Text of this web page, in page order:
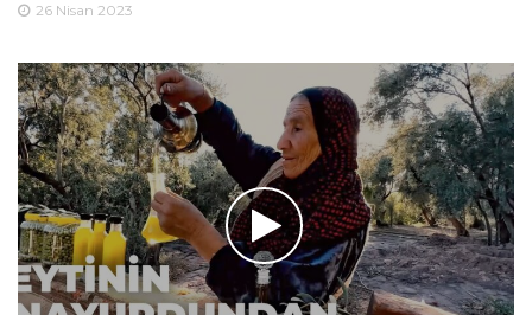
26 Nisan 2023